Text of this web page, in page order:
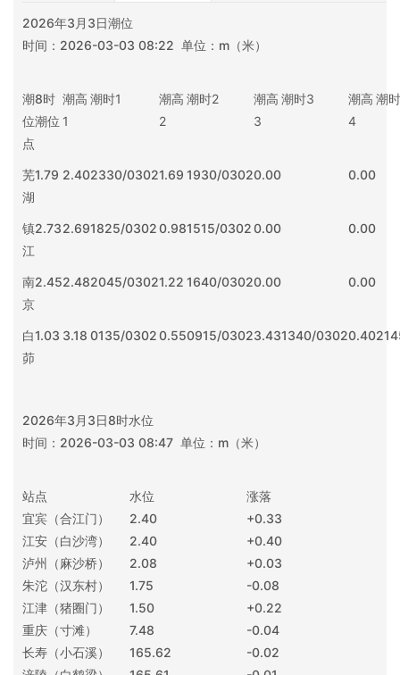
2026年3月3日潮位
时间：2026-03-03 08:22 单位：m（米）
潮
位
点
8时
潮位
潮高
1
潮时1
潮高
2
潮时2
潮高
3
潮时3
潮高
4
潮时
芜
湖
1.79 2.402330/03021.69 1930/03020.00 0.00
镇
江
2.732.691825/03020.981515/03020.00 0.00
南
京
2.452.482045/03021.22 1640/03020.00 0.00
白
茆
1.03 3.18 0135/03020.550915/03023.431340/03020.40
2026年3月3日8时水位
时间：2026-03-03 08:47 单位：m（米）
站点 水位
涨落
宜宾（合江门）
2.40
+0.33
江安（白沙湾）
2.40
+0.40
泸州（麻沙桥）
2.08
+0.03
朱沱（汉东村）
1.75
-0.08
江津（猪圈门）
1.50
+0.22
重庆（寸滩）
7.48
-0.04
长寿（小石溪）
165.62
-0.02